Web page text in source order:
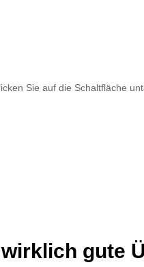
Sie auf die Schaltfläche
gute